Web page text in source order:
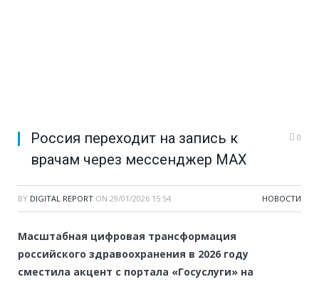
Россия переходит на запись к
врачам через мессенджер MAX
0
BY DIGITAL REPORT ON 29/01/2026 15:54 НОВОСТИ
Масштабная цифровая трансформация
российского здравоохранения в 2026 году
сместила акцент с портала «Госуслуги» на